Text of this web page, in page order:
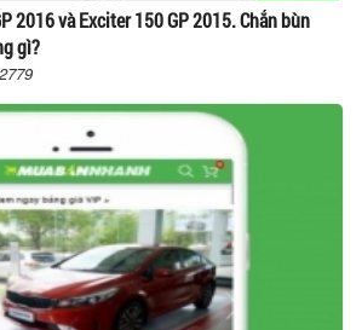
2016 và Exciter 150 GP 2015. Chắn bùn
gì?
2779